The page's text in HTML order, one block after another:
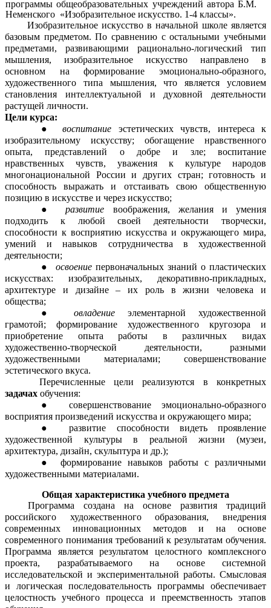
программы общеобразовательных учреждений автора Б.М.
Неменского «Изобразительное искусство. 1-4 классы».
Изобразительное искусство в начальной школе является
базовым предметом. По сравнению с остальными учебными
предметами, развивающими рационально-логический тип
мышления, изобразительное искусство направлено в
основном на формирование эмоционально-образного,
художественного типа мышления, что является условием
становления интеллектуальной и духовной деятельности
растущей личности.
Цели курса:
воспитание эстетических чувств, интереса к
изобразительному искусству; обогащение нравственного
опыта, представлений о добре и зле; воспитание
нравственных чувств, уважения к культуре народов
многонациональной России и других стран; готовность и
способность выражать и отстаивать свою общественную
позицию в искусстве и через искусство;
развитие воображения, желания и умения
подходить к любой своей деятельности творчески,
способности к восприятию искусства и окружающего мира,
умений и навыков сотрудничества в художественной
деятельности;
освоение первоначальных знаний о пластических
искусствах: изобразительных, декоративно-прикладных,
архитектуре и дизайне – их роль в жизни человека и
общества;
овладение элементарной художественной
грамотой; формирование художественного кругозора и
приобретение опыта работы в различных видах
художественно-творческой деятельности, разными
художественными материалами; совершенствование
эстетического вкуса.
Перечисленные цели реализуются в конкретных
задачах обучения:
совершенствование эмоционально-образного
восприятия произведений искусства и окружающего мира;
развитие способности видеть проявление
художественной культуры в реальной жизни (музеи,
архитектура, дизайн, скульптура и др.);
формирование навыков работы с различными
художественными материалами.
Общая характеристика учебного предмета
Программа создана на основе развития традиций
российского художественного образования, внедрения
современных инновационных методов и на основе
современного понимания требований к результатам обучения.
Программа является результатом целостного комплексного
проекта, разрабатываемого на основе системной
исследовательской и экспериментальной работы. Смысловая
и логическая последовательность программы обеспечивает
целостность учебного процесса и преемственность этапов